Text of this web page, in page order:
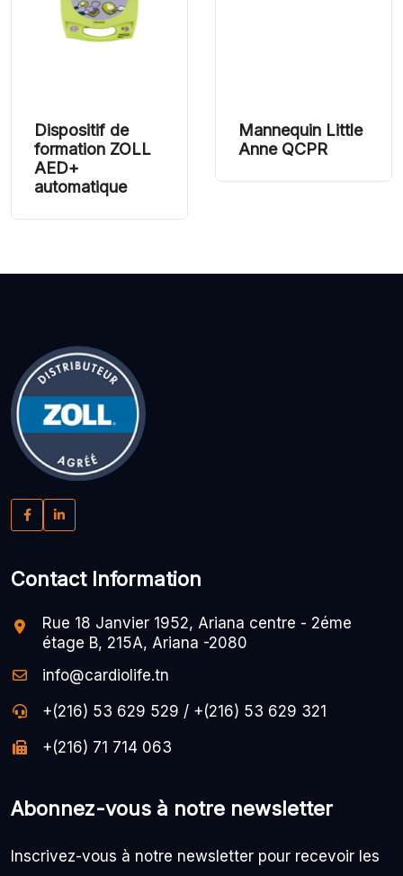
Dispositif de
formation ZOLL
AED+
automatique
Mannequin Little
Anne QCPR
Contact Information
Rue 18 Janvier 1952, Ariana centre - 2éme
étage B, 215A, Ariana -2080
info@cardiolife.tn
+(216) 53 629 529 / +(216) 53 629 321
+(216) 71 714 063
Abonnez-vous à notre newsletter
Inscrivez-vous à notre newsletter pour recevoir les